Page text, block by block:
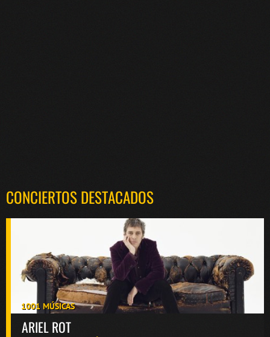
CONCIERTOS DESTACADOS
1001 MÚSICAS
ARIEL ROT